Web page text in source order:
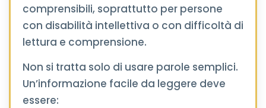
comprensibili, soprattutto per persone
con disabilità intellettiva o con difficoltà di
lettura e comprensione.
Non si tratta solo di usare parole semplici.
Un’informazione facile da leggere deve
essere: